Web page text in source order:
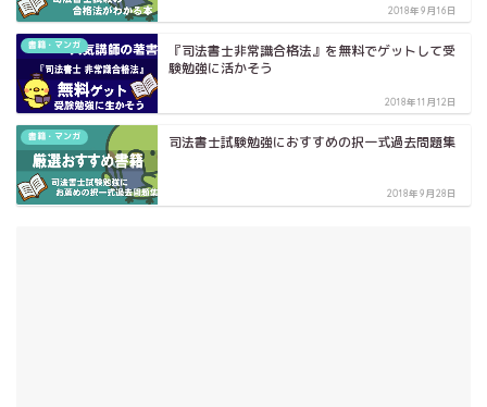
2018年9月16日
書籍・マンガ
『司法書士非常識合格法』を無料でゲットして受
験勉強に活かそう
2018年11月12日
書籍・マンガ 司法書士試験勉強におすすめの択一式過去問題集
2018年9月28日